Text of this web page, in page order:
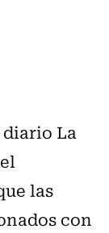
La
las
con